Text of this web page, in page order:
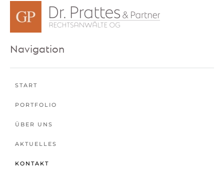
Navigation
START
PORTFOLIO
ÜBER UNS
AKTUELLES
KONTAKT